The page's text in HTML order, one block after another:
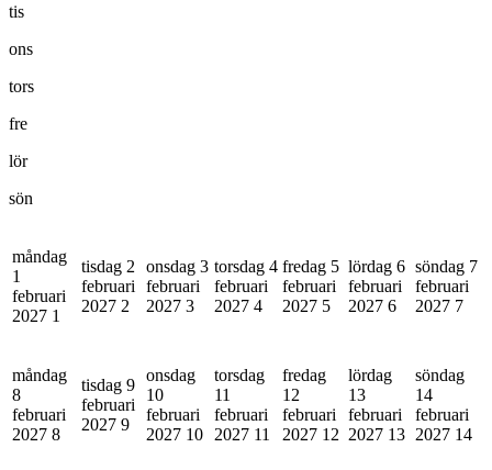
tis
ons
tors
fre
lör
sön
måndag
1
februari
2027 1
tisdag 2
februari
2027 2
onsdag 3
februari
2027 3
torsdag 4
februari
2027 4
fredag 5
februari
2027 5
lördag 6
februari
2027 6
söndag 7
februari
2027 7
måndag
8
februari
2027 8
tisdag 9
februari
2027 9
onsdag
10
februari
2027 10
torsdag
11
februari
2027 11
fredag
12
februari
2027 12
lördag
13
februari
2027 13
söndag
14
februari
2027 14